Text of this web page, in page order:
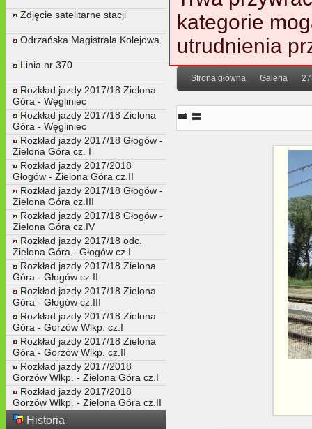
Zdjęcie satelitarne stacji
Odrzańska Magistrala Kolejowa
Linia nr 370
Rozkład jazdy 2017/18 Zielona
Góra - Węgliniec
Rozkład jazdy 2017/18 Zielona
Góra - Węgliniec
Rozkład jazdy 2017/18 Głogów -
Zielona Góra cz. I
Rozkład jazdy 2017/2018
Głogów - Zielona Góra cz.II
Rozkład jazdy 2017/18 Głogów -
Zielona Góra cz.III
Rozkład jazdy 2017/18 Głogów -
Zielona Góra cz.IV
Rozkład jazdy 2017/18 odc.
Zielona Góra - Głogów cz.I
Rozkład jazdy 2017/18 Zielona
Góra - Głogów cz.II
Rozkład jazdy 2017/18 Zielona
Góra - Głogów cz.III
Rozkład jazdy 2017/18 Zielona
Góra - Gorzów Wlkp. cz.I
Rozkład jazdy 2017/18 Zielona
Góra - Gorzów Wlkp. cz.II
Rozkład jazdy 2017/2018
Gorzów Wlkp. - Zielona Góra cz.I
Rozkład jazdy 2017/2018
Gorzów Wlkp. - Zielona Góra cz.II
Historia
kategorie
utrudnienia
Strona główna Galeria